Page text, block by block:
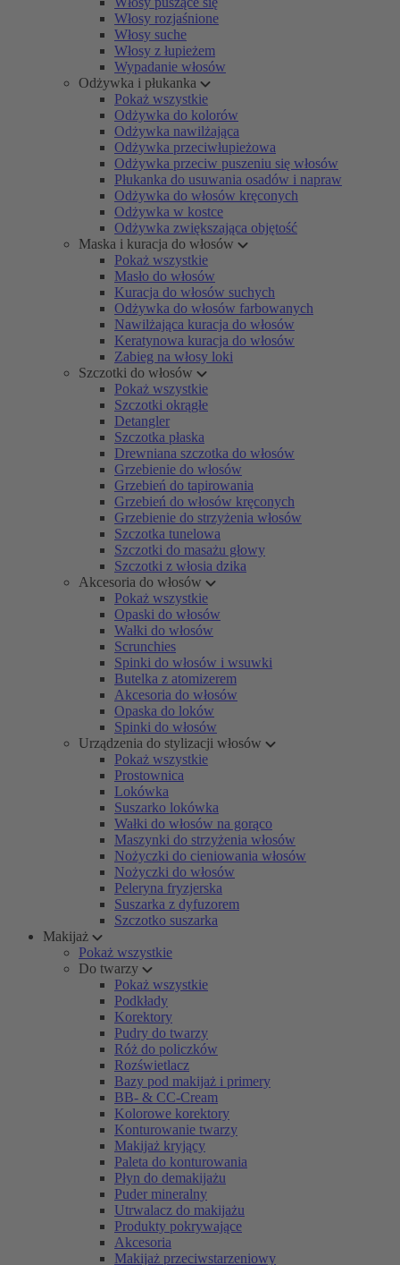
Włosy rozjaśnione
Włosy suche
Włosy z łupieżem
Wypadanie włosów
Odżywka i płukanka
Pokaż wszystkie
Odżywka do kolorów
Odżywka nawilżająca
Odżywka przeciwłupieżowa
Odżywka przeciw puszeniu się włosów
Płukanka do usuwania osadów i napraw
Odżywka do włosów kręconych
Odżywka w kostce
Odżywka zwiększająca objętość
Maska i kuracja do włosów
Pokaż wszystkie
Masło do włosów
Kuracja do włosów suchych
Odżywka do włosów farbowanych
Nawilżająca kuracja do włosów
Keratynowa kuracja do włosów
Zabieg na włosy loki
Szczotki do włosów
Pokaż wszystkie
Szczotki okrągłe
Detangler
Szczotka płaska
Drewniana szczotka do włosów
Grzebienie do włosów
Grzebień do tapirowania
Grzebień do włosów kręconych
Grzebienie do strzyżenia włosów
Szczotka tunelowa
Szczotki do masażu głowy
Szczotki z włosia dzika
Akcesoria do włosów
Pokaż wszystkie
Opaski do włosów
Wałki do włosów
Scrunchies
Spinki do włosów i wsuwki
Butelka z atomizerem
Akcesoria do włosów
Opaska do loków
Spinki do włosów
Urządzenia do stylizacji włosów
Pokaż wszystkie
Prostownica
Lokówka
Suszarko lokówka
Wałki do włosów na gorąco
Maszynki do strzyżenia włosów
Nożyczki do cieniowania włosów
Nożyczki do włosów
Peleryna fryzjerska
Suszarka z dyfuzorem
Szczotko suszarka
Makijaż
Pokaż wszystkie
Do twarzy
Pokaż wszystkie
Podkłady
Korektory
Pudry do twarzy
Róż do policzków
Rozświetlacz
Bazy pod makijaż i primery
BB- & CC-Cream
Kolorowe korektory
Konturowanie twarzy
Makijaż kryjący
Paleta do konturowania
Płyn do demakijażu
Puder mineralny
Utrwalacz do makijażu
Produkty pokrywające
Akcesoria
Makijaż przeciwstarzeniowy